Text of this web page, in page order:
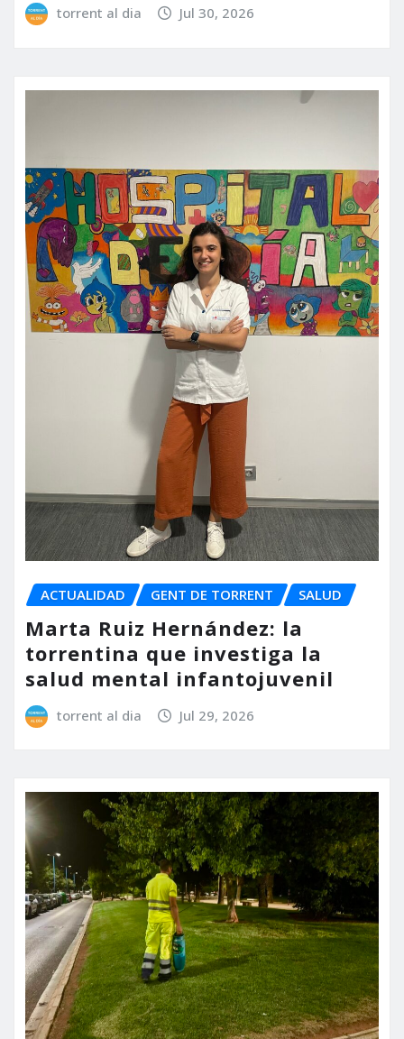
torrent al dia Jul 30, 2026
ACTUALIDAD GENT DE TORRENT SALUD
Marta Ruiz Hernández: la
torrentina que investiga la
salud mental infantojuvenil
torrent al dia Jul 29, 2026